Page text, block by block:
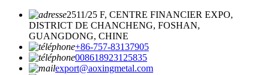
2511/25 F, CENTRE FINANCIER EXPO,
DISTRICT DE CHANCHENG, FOSHAN,
GUANGDONG, CHINE
+86-757-83137905
008618923125835
export@aoxingmetal.com